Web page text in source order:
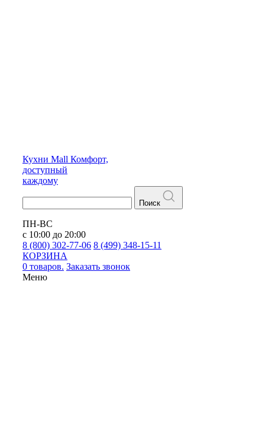
Кухни Mall Комфорт,
доступный
каждому
Поиск
ПН-ВС
с 10:00 до 20:00
8 (800) 302-77-06 8 (499) 348-15-11
КОРЗИНА
0 товаров. Заказать звонок
Меню